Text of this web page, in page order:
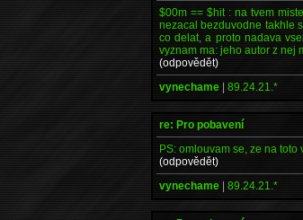
$00m == $hit : na tvem
nezacal bezduvodne takhle
co delat, a proto nadava
vyznam ma: jeho autor z nej
(odpovědět)
vynechame |89.24.21.*
re: Pro pobavení
PS: omlouvam se, ze na
(odpovědět)
vynechame |89.24.21.*